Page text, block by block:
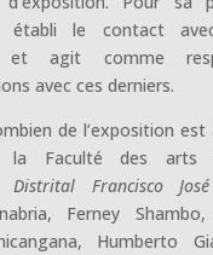
établi le contact
et agit comme
avec ces derniers.
de l’exposition est
la Faculté des arts
Distrital Francisco
Ferney
Humberto